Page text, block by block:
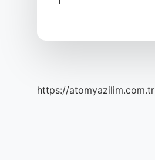
Anlamı
https://atomyazilim.com.tr